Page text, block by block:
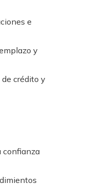
e
y
crédito y
confianza